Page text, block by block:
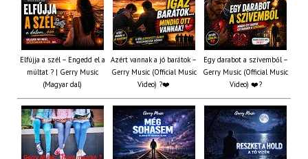
Elfújja a szél – Engedd el a
múltat ? | Gerry Music
(Magyar dal)
Azért vannak a jó barátok –
Gerry Music (Official Music
Video) ?❤️
Egy darabot a szívemből –
Gerry Music (Official Music
Video) ❤️?